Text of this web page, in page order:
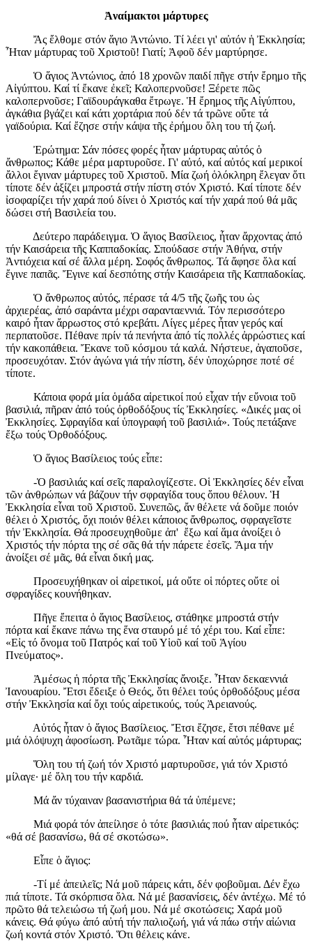
Ἀναίμακτοι μάρτυρες
Ἄς ἔλθομε στόν ἅγιο Ἀντώνιο. Τί λέει γι' αὐτόν ἡ Ἐκκλησία;
Ἦταν μάρτυρας τοῦ Χριστοῦ! Γιατί; Ἀφοῦ δέν μαρτύρησε.
Ὁ ἅγιος Ἀντώνιος, ἀπό 18 χρονῶν παιδί πῆγε στήν ἔρημο τῆς
Αἰγύπτου. Καί τί ἔκανε ἐκεῖ; Καλοπερνοῦσε! Ξέρετε πῶς
καλοπερνοῦσε; Γαϊδουράγκαθα ἔτρωγε. Ἡ ἔρημος τῆς Αἰγύπτου,
ἀγκάθια βγάζει καί κάτι χορτάρια πού δέν τά τρῶνε οὔτε τά
γαϊδούρια. Καί ἔζησε στήν κάψα τῆς ἐρήμου ὅλη του τή ζωή.
Ἐρώτημα: Σάν πόσες φορές ἦταν μάρτυρας αὐτός ὁ
ἄνθρωπος; Κάθε μέρα μαρτυροῦσε. Γι' αὐτό, καί αὐτός καί μερικοί
ἄλλοι ἔγιναν μάρτυρες τοῦ Χριστοῦ. Μία ζωή ὁλόκληρη ἔλεγαν ὅτι
τίποτε δέν ἀξίζει μπροστά στήν πίστη στόν Χριστό. Καί τίποτε δέν
ἰσοφαρίζει τήν χαρά πού δίνει ὁ Χριστός καί τήν χαρά πού θά μᾶς
δώσει στή Βασιλεία του.
Δεύτερο παράδειγμα. Ὁ ἅγιος Βασίλειος, ἦταν ἄρχοντας ἀπό
τήν Καισάρεια τῆς Καππαδοκίας. Σπούδασε στήν Ἀθήνα, στήν
Ἀντιόχεια καί σέ ἄλλα μέρη. Σοφός ἄνθρωπος. Τά ἄφησε ὅλα καί
ἔγινε παπᾶς. Ἔγινε καί δεσπότης στήν Καισάρεια τῆς Καππαδοκίας.
Ὁ ἄνθρωπος αὐτός, πέρασε τά 4/5 τῆς ζωῆς του ὡς
ἀρχιερέας, ἀπό σαράντα μέχρι σαρανταεννιά. Τόν περισσότερο
καιρό ἦταν ἄρρωστος στό κρεβάτι. Λίγες μέρες ἦταν γερός καί
περπατοῦσε. Πέθανε πρίν τά πενήντα ἀπό τίς πολλές ἀρρώστιες καί
τήν κακοπάθεια. Ἔκανε τοῦ κόσμου τά καλά. Νήστευε, ἀγαποῦσε,
προσευχόταν. Στόν ἀγώνα γιά τήν πίστη, δέν ὑποχώρησε ποτέ σέ
τίποτε.
Κάποια φορά μία ὁμάδα αἱρετικοί πού εἶχαν τήν εὔνοια τοῦ
βασιλιά, πῆραν ἀπό τούς ὀρθοδόξους τίς Ἐκκλησίες. «Δικές μας οἱ
Ἐκκλησίες. Σφραγίδα καί ὑπογραφή τοῦ βασιλιά». Τούς πετάξανε
ἔξω τούς Ὀρθοδόξους.
Ὁ ἅγιος Βασίλειος τούς εἶπε:
-Ὁ βασιλιάς καί σεῖς παραλογίζεστε. Οἱ Ἐκκλησίες δέν εἶναι
τῶν ἀνθρώπων νά βάζουν τήν σφραγίδα τους ὅπου θέλουν. Ἡ
Ἐκκλησία εἶναι τοῦ Χριστοῦ. Συνεπῶς, ἄν θέλετε νά δοῦμε ποιόν
θέλει ὁ Χριστός, ὄχι ποιόν θέλει κάποιος ἄνθρωπος, σφραγεῖστε
τήν Ἐκκλησία. Θά προσευχηθοῦμε ἀπ' ἔξω καί ἅμα ἀνοίξει ὁ
Χριστός τήν πόρτα της σέ σᾶς θά τήν πάρετε ἐσεῖς. Ἅμα τήν
ἀνοίξει σέ μᾶς, θά εἶναι δική μας.
Προσευχήθηκαν οἱ αἱρετικοί, μά οὔτε οἱ πόρτες οὔτε οἱ
σφραγίδες κουνήθηκαν.
Πῆγε ἔπειτα ὁ ἅγιος Βασίλειος, στάθηκε μπροστά στήν
πόρτα καί ἔκανε πάνω της ἕνα σταυρό μέ τό χέρι του. Καί εἶπε:
«Εἰς τό ὄνομα τοῦ Πατρός καί τοῦ Υἱοῦ καί τοῦ Ἁγίου
Πνεύματος».
Ἀμέσως ἡ πόρτα τῆς Ἐκκλησίας ἄνοιξε. Ἦταν δεκαεννιά
Ἰανουαρίου. Ἔτσι ἔδειξε ὁ Θεός, ὅτι θέλει τούς ὀρθοδόξους μέσα
στήν Ἐκκλησία καί ὄχι τούς αἱρετικούς, τούς Ἀρειανούς.
Αὐτός ἦταν ὁ ἅγιος Βασίλειος. Ἔτσι ἔζησε, ἔτσι πέθανε μέ
μιά ὁλόψυχη ἀφοσίωση. Ρωτᾶμε τώρα. Ἦταν καί αὐτός μάρτυρας;
Ὅλη του τή ζωή τόν Χριστό μαρτυροῦσε, γιά τόν Χριστό
μίλαγε· μέ ὅλη του τήν καρδιά.
Μά ἄν τύχαιναν βασανιστήρια θά τά ὑπέμενε;
Μιά φορά τόν ἀπείλησε ὁ τότε βασιλιάς πού ἦταν αἱρετικός:
«θά σέ βασανίσω, θά σέ σκοτώσω».
Εἶπε ὁ ἅγιος:
-Τί μέ ἀπειλεῖς; Νά μοῦ πάρεις κάτι, δέν φοβοῦμαι. Δέν ἔχω
πιά τίποτε. Τά σκόρπισα ὅλα. Νά μέ βασανίσεις, δέν ἀντέχω. Μέ τό
πρῶτο θά τελειώσω τή ζωή μου. Νά μέ σκοτώσεις; Χαρά μοῦ
κάνεις. Θά φύγω ἀπό αὐτή τήν παλιοζωή, γιά νά πάω στήν αἰώνια
ζωή κοντά στόν Χριστό. Ὅτι θέλεις κάνε.